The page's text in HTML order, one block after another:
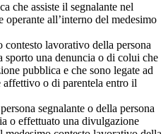
che assiste il segnalante nel
operante all’interno del medesimo
contesto lavorativo della persona
sporto una denuncia o di colui che
pubblica e che sono legate ad
affettivo o di parentela entro il
segnalante o della persona
o effettuato una divulgazione